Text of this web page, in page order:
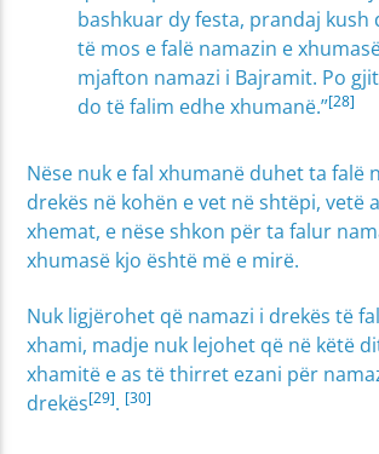
bashkuar dy festa, prandaj kush
të mos e falë namazin e
mjafton namazi i Bajramit. Po
do të falim edhe xhumanë.”[28]
Nëse nuk e fal xhumanë duhet ta falë
drekës në kohën e vet në shtëpi, vetë
xhemat, e nëse shkon për ta falur
xhumasë kjo është më e mirë.
Nuk ligjërohet që namazi i drekës të
xhami, madje nuk lejohet që në këtë
xhamitë e as të thirret ezani për
drekës[29]. [30]